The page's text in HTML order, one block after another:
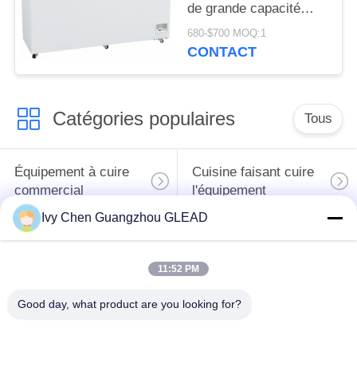
de grande capacité
horizontal pour
l'entreposage au froid
680-$700 MOQ:1
CONTACT
Catégories populaires Tous
Équipement à cuire
commercial
Cuisine faisant cuire
l'équipement
Machines de
denrées alimentaires
alimentaires
Ivy Chen Guangzhou GLEAD
11:52 PM
Good day, what product are you looking for?